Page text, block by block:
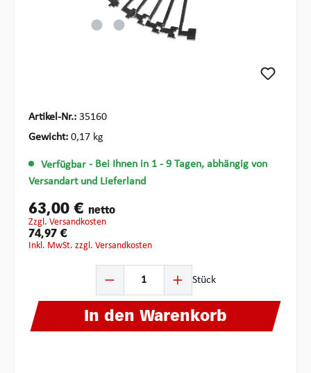
Artikel-Nr.: 35160
Gewicht: 0,17 kg
Verfügbar - Bei Ihnen in 1 - 9 Tagen, abhängig von
Versandart und Lieferland
63,00 € netto
zzgl. Versandkosten
74,97 €
inkl. MwSt. zzgl. Versandkosten
Stück
In den Warenkorb